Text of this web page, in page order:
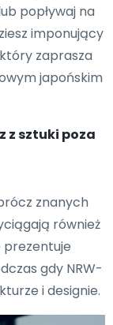
popływaj na
imponujący
zaprasza
japońskim
z sztuki poza
znanych
również
prezentuje
gdy NRW-
i designie.